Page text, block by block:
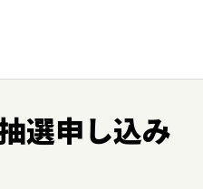
選申し込み